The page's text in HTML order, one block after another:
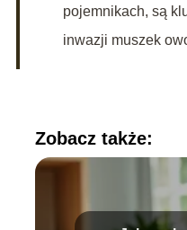
pojemnikach, są
inwazji muszek
Zobacz także: